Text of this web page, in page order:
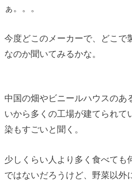
ぁ。。。
今度どこのメーカーで、どこで
なのか聞いてみるかな。
中国の畑やビニールハウスのあ
いから多くの工場が建てられて
染もすごいと聞く。
少しくらい人より多く食べても
ではないだろうけど、野菜以外